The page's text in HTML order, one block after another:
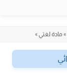
» مادة لغتي»